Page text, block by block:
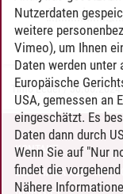
Timo Leder/30.06.2024
KONTAKT
LEUPHANA ALS
Nutzerdaten
weitere
Vimeo), um Ihnen
Daten werden unter
Europäische
USA, gemessen an
eingeschätzt. Es
Daten dann durch
Wenn Sie auf "Nur
findet die
Nähere